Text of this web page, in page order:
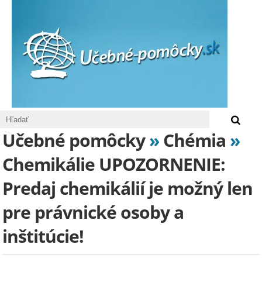
Učebné pomôcky»Chémia »
Chemikálie UPOZORNENIE:
Predaj chemikálií je možný len
pre právnické osoby a
inštitúcie!